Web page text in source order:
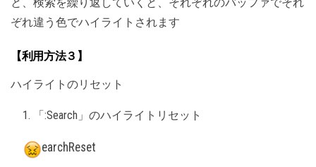
ぞれ違う色でハイライトされます
【利用方法３】
ハイライトのリセット
「:Search」のハイライトリセット
earchReset